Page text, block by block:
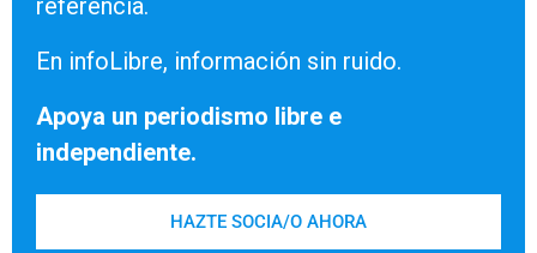
referencia.
En infoLibre, información sin ruido.
Apoya un periodismo libre e
independiente.
HAZTE SOCIA/O AHORA